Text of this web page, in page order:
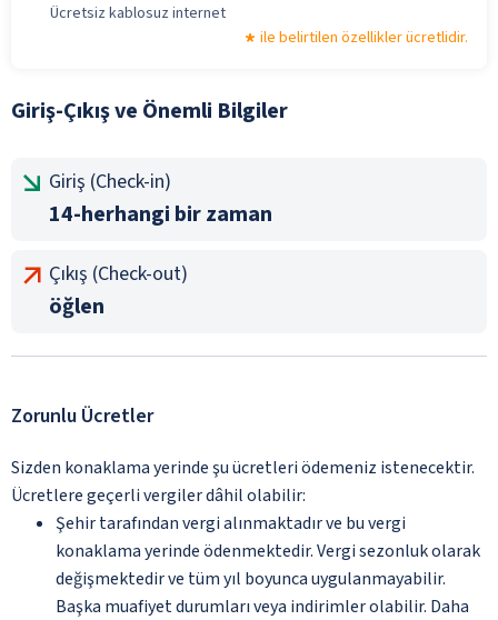
Ücretsiz kablosuz internet
ile belirtilen özellikler ücretlidir.
Giriş-Çıkış ve Önemli Bilgiler
Giriş (Check-in)
14-herhangi bir zaman
Çıkış (Check-out)
öğlen
Zorunlu Ücretler
Sizden konaklama yerinde şu ücretleri ödemeniz istenecektir.
Ücretlere geçerli vergiler dâhil olabilir:
Şehir tarafından vergi alınmaktadır ve bu vergi
konaklama yerinde ödenmektedir. Vergi sezonluk olarak
değişmektedir ve tüm yıl boyunca uygulanmayabilir.
Başka muafiyet durumları veya indirimler olabilir. Daha